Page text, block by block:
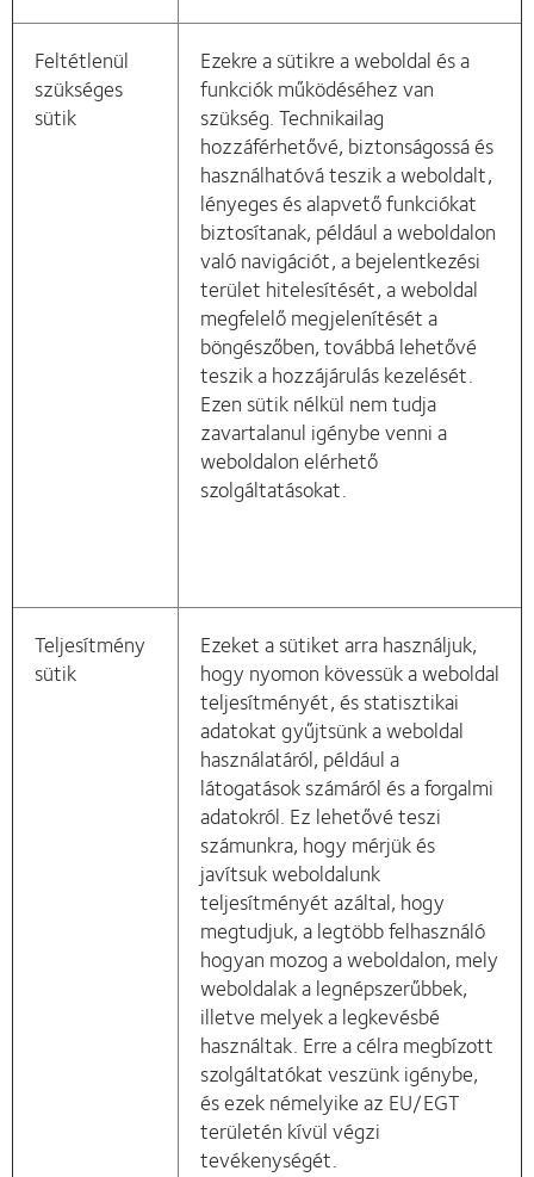
Feltétlenül
szükséges
sütik
Ezekre a sütikre a weboldal és a
funkciók működéséhez van
szükség. Technikailag
hozzáférhetővé, biztonságossá és
használhatóvá teszik a weboldalt,
lényeges és alapvető funkciókat
biztosítanak, például a weboldalon
való navigációt, a bejelentkezési
terület hitelesítését, a weboldal
megfelelő megjelenítését a
böngészőben, továbbá lehetővé
teszik a hozzájárulás kezelését.
Ezen sütik nélkül nem tudja
zavartalanul igénybe venni a
weboldalon elérhető
szolgáltatásokat.
Teljesítmény
sütik
Ezeket a sütiket arra használjuk,
hogy nyomon kövessük a weboldal
teljesítményét, és statisztikai
adatokat gyűjtsünk a weboldal
használatáról, például a
látogatások számáról és a forgalmi
adatokról. Ez lehetővé teszi
számunkra, hogy mérjük és
javítsuk weboldalunk
teljesítményét azáltal, hogy
megtudjuk, a legtöbb felhasználó
hogyan mozog a weboldalon, mely
weboldalak a legnépszerűbbek,
illetve melyek a legkevésbé
használtak. Erre a célra megbízott
szolgáltatókat veszünk igénybe,
és ezek némelyike az EU/EGT
területén kívül végzi
tevékenységét.